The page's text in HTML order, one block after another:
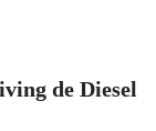
de Diesel